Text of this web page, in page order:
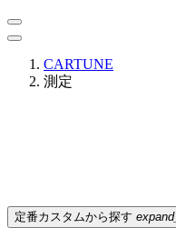
CARTUNE
測定
定番カスタムから探す